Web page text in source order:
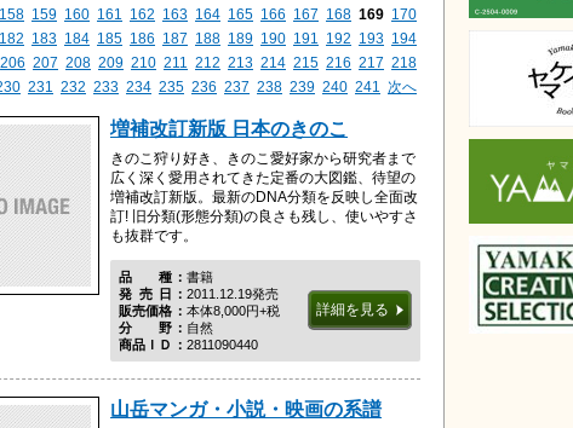
158 159 160 161 162 163 164 165 166 167 168 169 170
182 183 184 185 186 187 188 189 190 191 192 193 194
206 207 208 209 210 211 212 213 214 215 216 217 218
231 232 233 234 235 236 237 238 239 240 241 次へ
増補改訂新版 日本のきのこ
きのこ狩り好き、きのこ愛好家から研究者まで
広く深く愛用されてきた定番の大図鑑、待望の
増補改訂新版。最新のDNA分類を反映し全面改
訂! 旧分類(形態分類)の良さも残し、使いやすさ
も抜群です。
品種書籍
発売日 2011.12.19発売
販売価格
本体8,000円+税
分野自然
商品ＩＤ
2811090440
詳細を見る
山岳マンガ・小説・映画の系譜